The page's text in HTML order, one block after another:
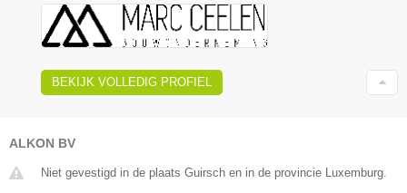
BEKIJK VOLLEDIG PROFIEL
ALKON BV
Niet gevestigd in de plaats Guirsch en in de provincie Luxemburg.